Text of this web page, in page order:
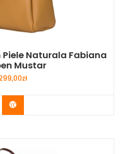
Naturala Fabiana
Mustar
zł
Buy Now